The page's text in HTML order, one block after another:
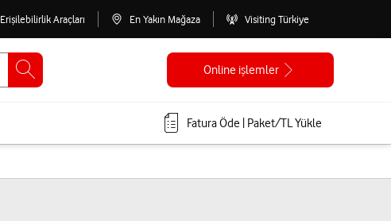
Erişilebilirlik Araçları En Yakın Mağaza Visiting Türkiye
Online işlemler
Fatura Öde | Paket/TL Yükle